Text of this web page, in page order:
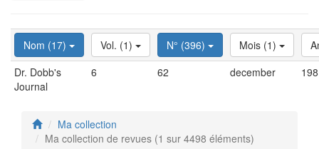
Nom (17) Vol. (1) N° (396) Mois (1)
Dr. Dobb's
Journal
6 62 december
Ma collection
Ma collection de revues (1 sur 4498 éléments)